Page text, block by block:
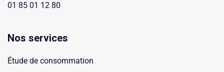
01 85 01 12 80
Nos services
Étude de consommation